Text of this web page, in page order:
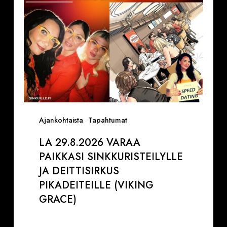
Ajankohtaista Tapahtumat
Deittisirkus
pikadeiteille
(Viking
Grace)
LA 29.8.2026 VARAA
PAIKKASI SINKKURISTEILYLLE
JA DEITTISIRKUS
PIKADEITEILLE (VIKING
GRACE)